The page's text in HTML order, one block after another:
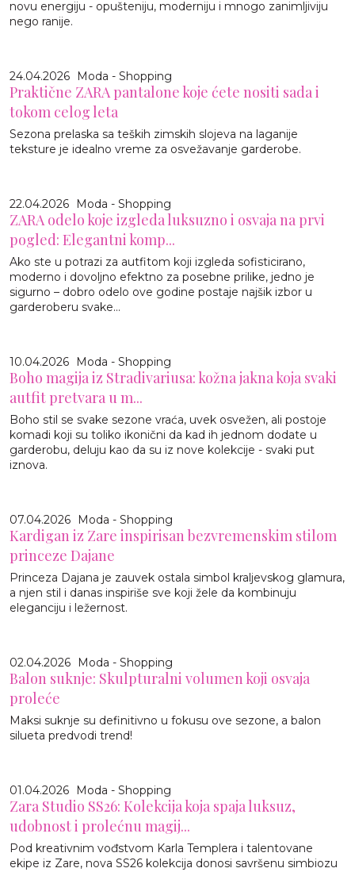
novu energiju - opušteniju, moderniju i mnogo zanimljiviju
nego ranije.
24.04.2026 Moda - Shopping
Praktične ZARA pantalone koje ćete nositi sada i
tokom celog leta
Sezona prelaska sa teških zimskih slojeva na laganije
teksture je idealno vreme za osvežavanje garderobe.
22.04.2026 Moda - Shopping
ZARA odelo koje izgleda luksuzno i osvaja na prvi
pogled: Elegantni komp...
Ako ste u potrazi za autfitom koji izgleda sofisticirano,
moderno i dovoljno efektno za posebne prilike, jedno je
sigurno – dobro odelo ove godine postaje najšik izbor u
garderoberu svake...
10.04.2026 Moda - Shopping
Boho magija iz Stradivariusa: kožna jakna koja svaki
autfit pretvara u m...
Boho stil se svake sezone vraća, uvek osvežen, ali postoje
komadi koji su toliko ikonični da kad ih jednom dodate u
garderobu, deluju kao da su iz nove kolekcije - svaki put
iznova.
07.04.2026 Moda - Shopping
Kardigan iz Zare inspirisan bezvremenskim stilom
princeze Dajane
Princeza Dajana je zauvek ostala simbol kraljevskog glamura,
a njen stil i danas inspiriše sve koji žele da kombinuju
eleganciju i ležernost.
02.04.2026 Moda - Shopping
Balon suknje: Skulpturalni volumen koji osvaja
proleće
Maksi suknje su definitivno u fokusu ove sezone, a balon
silueta predvodi trend!
01.04.2026 Moda - Shopping
Zara Studio SS26: Kolekcija koja spaja luksuz,
udobnost i prolećnu magij...
Pod kreativnim vođstvom Karla Templera i talentovane
ekipe iz Zare, nova SS26 kolekcija donosi savršenu simbiozu